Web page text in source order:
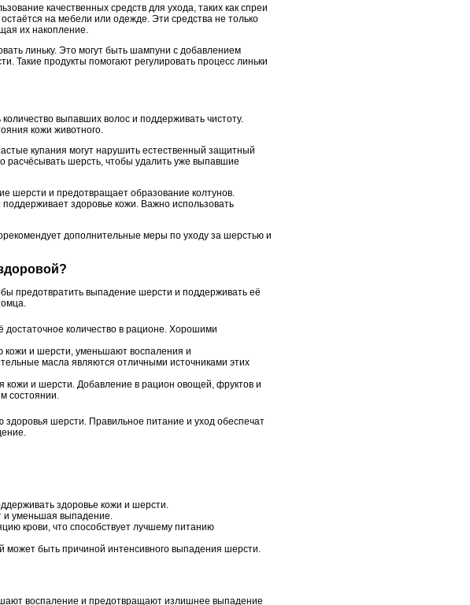
качественных средств для ухода, таких как спреи
на мебели или одежде. Эти средства не только
их накопление.
линьку. Это могут быть шампуни с добавлением
Такие продукты помогают регулировать процесс линьки
выпавших волос и поддерживать чистоту.
кожи животного.
купания могут нарушить естественный защитный
расчёсывать шерсть, чтобы удалить уже выпавшие
шерсти и предотвращает образование колтунов.
здоровье кожи. Важно использовать
дополнительные меры по уходу за шерстью и
предотвратить выпадение шерсти и поддерживать её
достаточное количество в рационе. Хорошими
кожи и шерсти, уменьшают воспаления и
масла являются отличными источниками этих
кожи и шерсти. Добавление в рацион овощей, фруктов и
состоянии.
шерсти. Правильное питание и уход обеспечат
здоровье кожи и шерсти.
и уменьшая выпадение.
крови, что способствует лучшему питанию
может быть причиной интенсивного выпадения шерсти.
воспаление и предотвращают излишнее выпадение